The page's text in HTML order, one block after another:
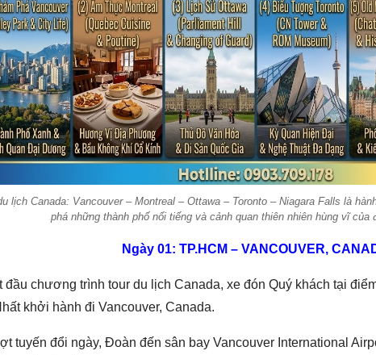
lịch Canada: Vancouver – Montreal – Ottawa – Toronto – Niagara Falls là
phá những thành phố nổi tiếng và cảnh quan thiên nhiên hùng vĩ của
Ngày 01: TP.HCM – VANCOUVER,
đầu chương trình tour du lịch Canada, xe đón Quý khách tại
khởi hành đi Vancouver, Canada.
tuyến đổi ngày, Đoàn đến sân bay Vancouver International